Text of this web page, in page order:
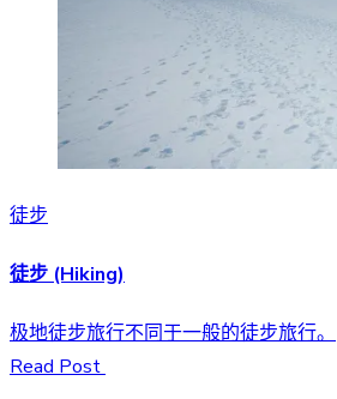
徒步
徒步 (Hiking)
极地徒步旅行不同于一般的徒步旅行。
Read Post